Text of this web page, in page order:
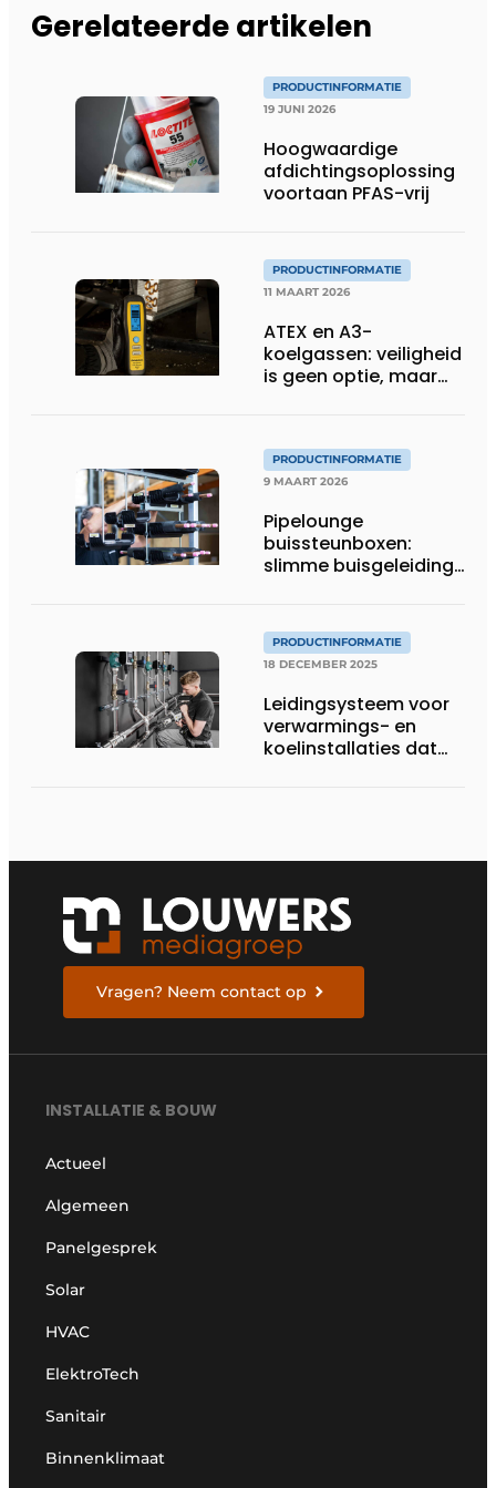
Gerelateerde artikelen
PRODUCTINFORMATIE
19 JUNI 2026
Hoogwaardige
afdichtingsoplossing
voortaan PFAS-vrij
PRODUCTINFORMATIE
11 MAART 2026
ATEX en A3-
koelgassen: veiligheid
is geen optie, maar
PRODUCTINFORMATIE
9 MAART 2026
Pipelounge
buissteunboxen:
slimme buisgeleiding
installatie
PRODUCTINFORMATIE
18 DECEMBER 2025
Leidingsysteem voor
verwarmings- en
koelinstallaties dat
Vragen? Neem contact op
INSTALLATIE & BOUW
Actueel
Algemeen
Panelgesprek
Solar
HVAC
ElektroTech
Sanitair
Binnenklimaat